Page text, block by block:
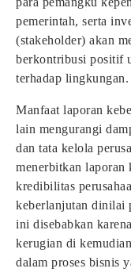
pemerintah, serta
(stakeholder) akan
berkontribusi positif
terhadap lingkungan.
Manfaat laporan
lain mengurangi
dan tata kelola
menerbitkan laporan
kredibilitas
keberlanjutan dinilai
ini disebabkan
kerugian di
dalam proses bisnis